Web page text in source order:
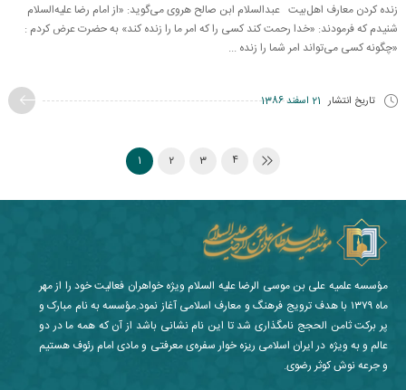
زنده کردن معارف اهل‌بیت عبدالسلام ابن صالح هروی می‌گوید: «از امام رضا علیه‌السلام
شنیدم که فرمودند: «خدا رحمت كند كسی را كه امر ما را زنده كند» به حضرت عرض كردم :
«چگونه كسی می‌تواند امر شما را زنده ...
تاریخ انتشار 21 اسفند 1386
1 2 3 4
مؤسسه علمیه علی بن موسی الرضا علیه السلام ویژه خواهران فعالیت خود را از مهر
ماه ۱۳۷۹ با هدف ترویج فرهنگ و معارف اسلامی آغاز نمود.مؤسسه به نام مبارک و
پر برکت ثامن الحجج نامگذاری شد تا این نام نشانی باشد از آن که همه ما در دو
عالم و به ویژه در ایران اسلامی ریزه خوار سفره‌ی معرفتی و مادی امام رئوف هستیم
و جرعه نوش کوثر رضوی.